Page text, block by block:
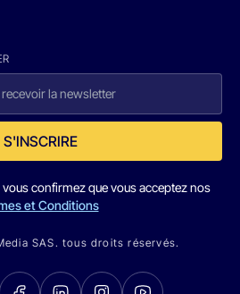
S'INSCRIRE
confirmez que vous acceptez nos
et Conditions
SAS. tous droits réservés.